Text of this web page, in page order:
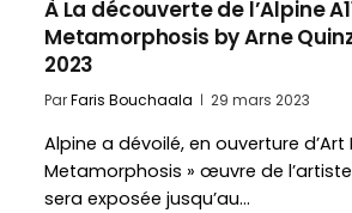
À La découverte de l’Alpine
Metamorphosis by Arne
2023
ParFaris Bouchaala 29 mars 2023
Alpine a dévoilé, en ouverture d’Art
Metamorphosis » œuvre de l’artiste
sera exposée jusqu’au…